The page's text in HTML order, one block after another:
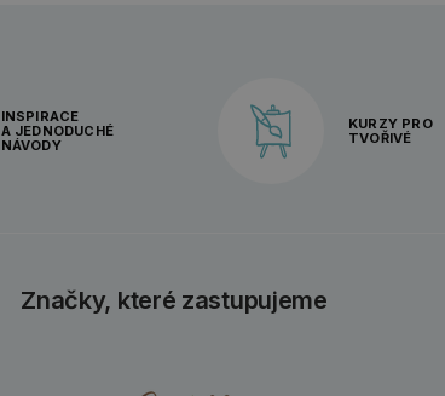
INSPIRACE
A JEDNODUCHÉ
NÁVODY
KURZY PRO
TVOŘIVÉ
Značky, které zastupujeme